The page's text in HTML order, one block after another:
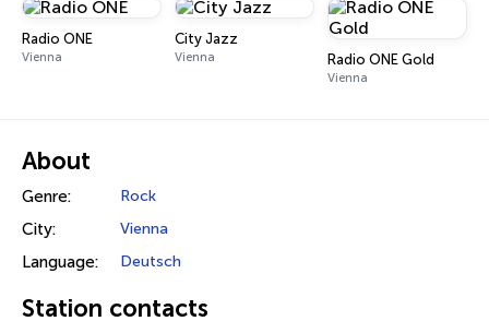
Radio ONE
Vienna
City Jazz
Vienna Radio ONE Gold
Vienna
About
Genre: Rock
City: Vienna
Language: Deutsch
Station contacts